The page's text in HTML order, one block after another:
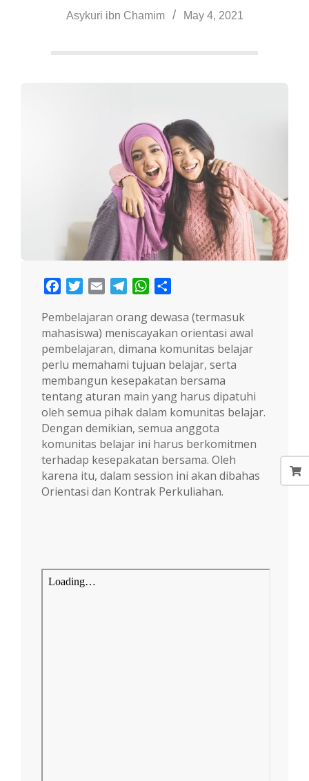
Asykuri ibn Chamim May 4, 2021
FacebookTwitter
Email TelegramWhatsApp
Pembelajaran orang dewasa (termasuk
mahasiswa) meniscayakan orientasi awal
pembelajaran, dimana komunitas belajar
perlu memahami tujuan belajar, serta
membangun kesepakatan bersama
tentang aturan main yang harus dipatuhi
oleh semua pihak dalam komunitas belajar.
Dengan demikian, semua anggota
komunitas belajar ini harus berkomitmen
terhadap kesepakatan bersama. Oleh
karena itu, dalam session ini akan dibahas
Orientasi dan Kontrak Perkuliahan.